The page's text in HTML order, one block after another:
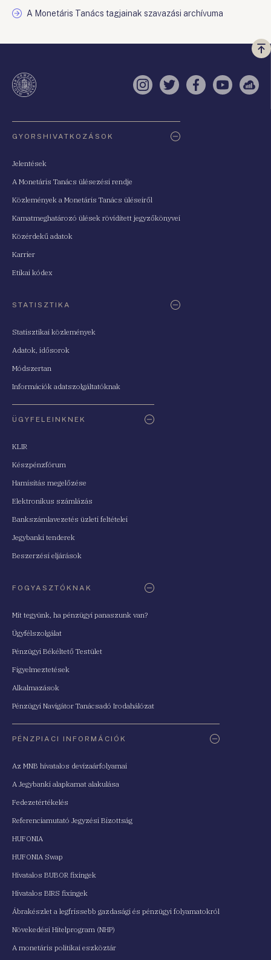
A Monetáris Tanács tagjainak szavazási archívuma
a
Instagram
TwitterFacebook
YouTube
GYORSHIVATKOZÁSOK
Jelentések
A Monetáris Tanács ülésezési rendje
Közlemények a Monetáris Tanács üléseiről
Kamatmeghatározó ülések rövidített jegyzőkönyvei
Közérdekű adatok
Karrier
Etikai kódex
STATISZTIKA
Statisztikai közlemények
Adatok, idősorok
Módszertan
Információk adatszolgáltatóknak
ÜGYFELEINKNEK
KLIR
Készpénzfórum
Hamisítás megelőzése
Elektronikus számlázás
Bankszámlavezetés üzleti feltételei
Jegybanki tenderek
Beszerzési eljárások
FOGYASZTÓKNAK
Mit tegyünk, ha pénzügyi panaszunk van?
Ügyfélszolgálat
Pénzügyi Békéltető Testület
Figyelmeztetések
Alkalmazások
Pénzügyi Navigátor Tanácsadó Irodahálózat
PÉNZPIACI INFORMÁCIÓK
Az MNB hivatalos devizaárfolyamai
A Jegybanki alapkamat alakulása
Fedezetértékelés
Referenciamutató Jegyzési Bizottság
HUFONIA
HUFONIA Swap
Hivatalos BUBOR fixingek
Hivatalos BIRS fixingek
Ábrakészlet a legfrissebb gazdasági és pénzügyi folyamatokról
Növekedési Hitelprogram (NHP)
A monetáris politikai eszköztár